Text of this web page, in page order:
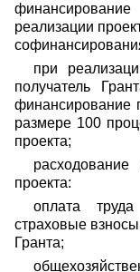
реализации
при
получатель
финансирование
размере 100
проекта;
проекта:
оплата
страховые
Гранта;